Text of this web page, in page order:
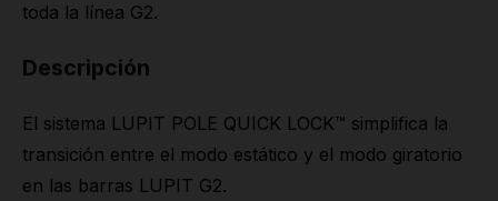
toda la línea G2.
Descripción
El sistema LUPIT POLE QUICK LOCK™ simplifica la
transición entre el modo estático y el modo giratorio
en las barras LUPIT G2.